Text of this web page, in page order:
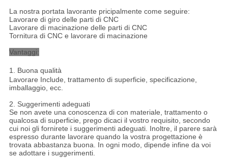
La nostra portata lavorante pricipalmente come seguire:
Lavorare di giro delle parti di CNC
Lavorare di macinazione delle parti di CNC
Tornitura di CNC e lavorare di macinazione
Vantaggi:
1. Buona qualità
Lavorare Include, trattamento di superficie, specificazione,
imballaggio, ecc.
2. Suggerimenti adeguati
Se non avete una conoscenza di con materiale, trattamento o
qualcosa di superficie, prego dicaci il vostro requisito, secondo
cui noi gli fornirete i suggerimenti adeguati. Inoltre, il parere sarà
espresso durante lavorare quando la vostra progettazione è
trovata abbastanza buona. In ogni modo, dipende infine da voi
se adottare i suggerimenti.